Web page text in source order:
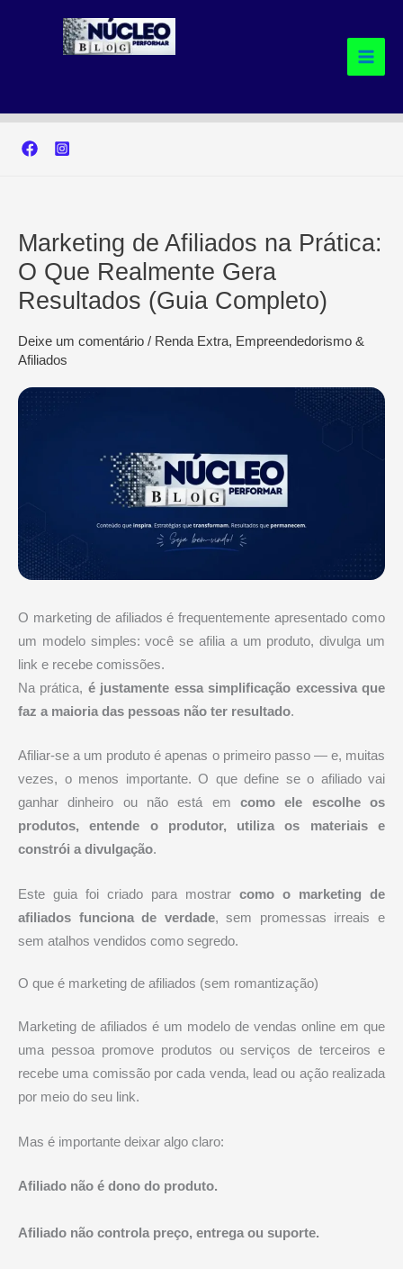
Marketing de Afiliados na Prática:
O Que Realmente Gera
Resultados (Guia Completo)
Deixe um comentário / Renda Extra, Empreendedorismo &
Afiliados
O marketing de afiliados é frequentemente apresentado como
um modelo simples: você se afilia a um produto, divulga um
link e recebe comissões.
Na prática, é justamente essa simplificação excessiva que
faz a maioria das pessoas não ter resultado.
Afiliar-se a um produto é apenas o primeiro passo — e, muitas
vezes, o menos importante. O que define se o afiliado vai
ganhar dinheiro ou não está em como ele escolhe os
produtos, entende o produtor, utiliza os materiais e
constrói a divulgação.
Este guia foi criado para mostrar como o marketing de
afiliados funciona de verdade, sem promessas irreais e
sem atalhos vendidos como segredo.
O que é marketing de afiliados (sem romantização)
Marketing de afiliados é um modelo de vendas online em que
uma pessoa promove produtos ou serviços de terceiros e
recebe uma comissão por cada venda, lead ou ação realizada
por meio do seu link.
Mas é importante deixar algo claro:
Afiliado não é dono do produto.
Afiliado não controla preço, entrega ou suporte.